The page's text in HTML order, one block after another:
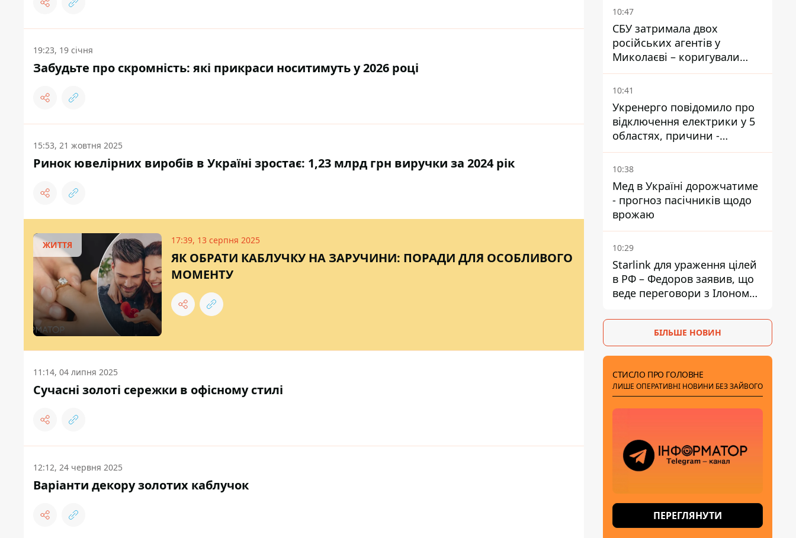
19:23, 19 січня
Забудьте про скромність: які прикраси носитимуть у 2026 році
15:53, 21 жовтня 2025
Ринок ювелірних виробів в Україні зростає: 1,23 млрд грн виручки за 2024 рік
ЖИТТЯ 17:39, 13 серпня 2025
ЯК ОБРАТИ КАБЛУЧКУ НА ЗАРУЧИНИ: ПОРАДИ ДЛЯ ОСОБЛИВОГО
МОМЕНТУ
11:14, 04 липня 2025
Сучасні золоті сережки в офісному стилі
12:12, 24 червня 2025
Варіанти декору золотих каблучок
10:47
СБУ затримала двох
російських агентів у
Миколаєві – коригували
удари по місту
10:41
Укренерго повідомило про
відключення електрики у 5
областях, причини -
обстріли та спека
10:38
Мед в Україні дорожчатиме
- прогноз пасічників щодо
врожаю
10:29
Starlink для ураження цілей
в РФ – Федоров заявив, що
веде переговори з Ілоном
БІЛЬШЕ НОВИН
СТИСЛО ПРО ГОЛОВНЕ
ЛИШЕ ОПЕРАТИВНІ НОВИНИ БЕЗ ЗАЙВОГО
ПЕРЕГЛЯНУТИ